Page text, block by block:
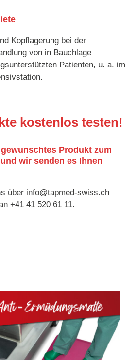
Kopflagerung bei der
von in Bauchlage
Patienten, u. a. im
kostenlos testen!
Produkt zum
wir senden es Ihnen
über info@tapmed-swiss.ch
+41 41 520 61 11.